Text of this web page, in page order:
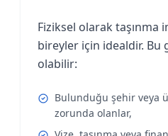
Fiziksel olarak taşınma
bireyler için idealdir. Bu
olabilir:
Bulunduğu şehir veya
zorunda olanlar,